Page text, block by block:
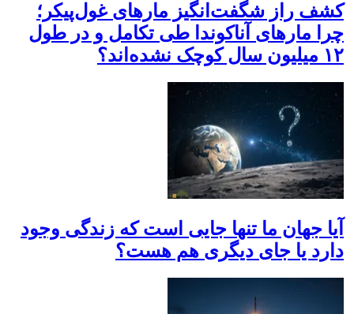
کشف راز شگفت‌انگیز مار‌های غول‌پیکر؛
چرا مارهای آناکوندا‌ طی تکامل و در طول
۱۲ میلیون سال کوچک نشده‌اند؟
آیا جهان ما تنها جایی است که زندگی وجود
دارد یا جای دیگری هم هست؟